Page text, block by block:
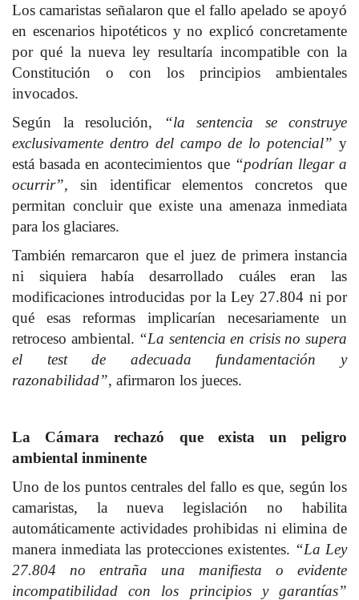
Los camaristas señalaron que el fallo apelado se apoyó
en escenarios hipotéticos y no explicó concretamente
por qué la nueva ley resultaría incompatible con la
Constitución o con los principios ambientales
invocados.
Según la resolución,
“la sentencia se construye
exclusivamente dentro del campo de lo potencial” y
está basada en acontecimientos que “podrían llegar a
ocurrir”, sin identificar elementos concretos que
permitan concluir que existe una amenaza inmediata
para los glaciares.
También remarcaron que el juez de primera instancia
ni siquiera había desarrollado cuáles eran las
modificaciones introducidas por la Ley 27.804 ni por
qué esas reformas implicarían necesariamente un
retroceso ambiental. “La sentencia en crisis no supera
el test de adecuada fundamentación y
razonabilidad”, afirmaron los jueces.
La Cámara rechazó que exista un peligro
ambiental inminente
Uno de los puntos centrales del fallo es que, según los
camaristas, la nueva legislación no habilita
automáticamente actividades prohibidas ni elimina de
manera inmediata las protecciones existentes. “La Ley
27.804 no entraña una manifiesta o evidente
incompatibilidad con los principios y garantías”